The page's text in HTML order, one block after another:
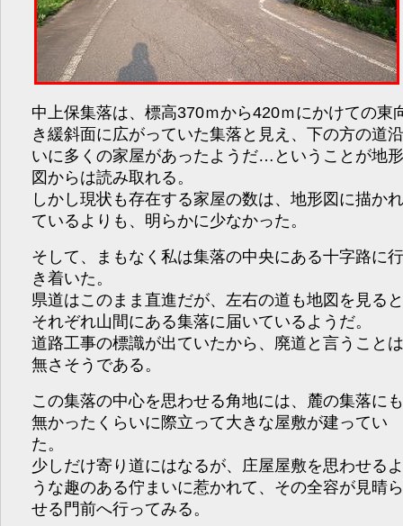
中上保集落は、標高370ｍから420ｍにかけての東
き緩斜面に広がっていた集落と見え、下の方の道
いに多くの家屋があったようだ…ということが地
図からは読み取れる。
しかし現状も存在する家屋の数は、地形図に描か
ているよりも、明らかに少なかった。
そして、まもなく私は集落の中央にある十字路に
き着いた。
県道はこのまま直進だが、左右の道も地図を見る
それぞれ山間にある集落に届いているようだ。
道路工事の標識が出ていたから、廃道と言うこと
無さそうである。
この集落の中心を思わせる角地には、麓の集落に
無かったくらいに際立って大きな屋敷が建ってい
た。
少しだけ寄り道にはなるが、庄屋屋敷を思わせる
うな趣のある佇まいに惹かれて、その全容が見晴
せる門前へ行ってみる。